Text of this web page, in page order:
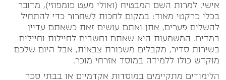
אישי. למרות השם המבטיח (ואולי מעט פומפוזי), מדובר
בכלי פרקטי מאוד: במקום לחכות לשחרור כדי להתחיל
להשלים פערים, אתן ואתם עושים זאת כשאתם עדיין
במדים. המשמעות היא שאתם נחשבים לחיילות וחיילים
בשירות סדיר, מקבלים משכורת צבאית, אבל היום שלכם
מוקדש כולו ללמידה במוסד אזרחי מוכר.
הלימודים מתקיימים במוסדות אקדמיים או בבתי ספר